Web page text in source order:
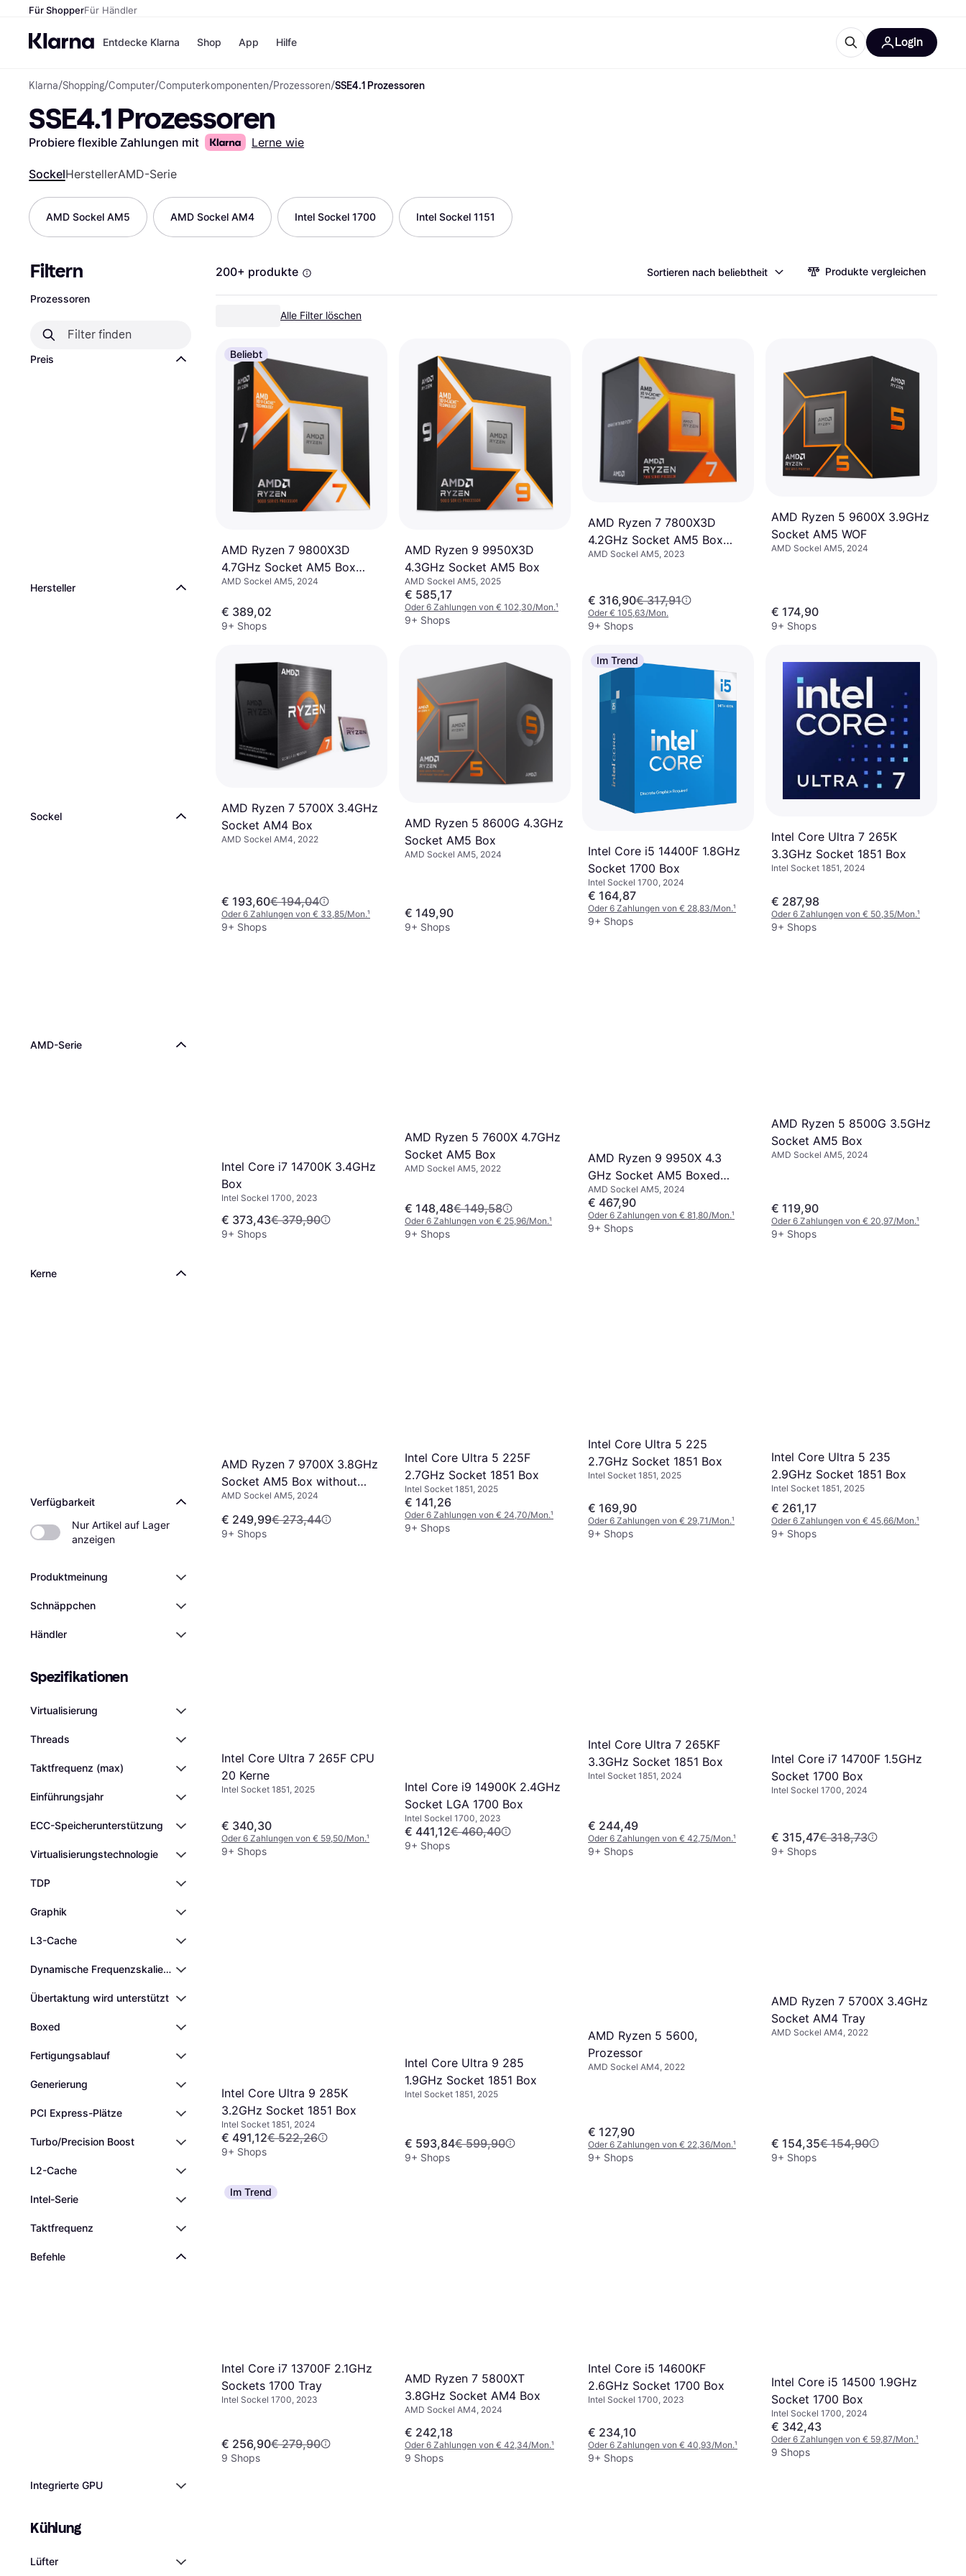
Für ShopperFür Händler
Entdecke Klarna
Zahlungsmethoden
Sofort bezahlen
Bezahle in 3
Teilzahlungen
Shopping und Cashback
Shop
Shops
Temu
Kaufland.at
Alle Shops
Shoppe und vergleiche Preise
Computer
Renovierung & Bau
Bücher, Filme & Musik
App Hilfe Login
Klarna/Shopping/Computer/Computerkomponenten/Prozessoren/SSE4.1 Prozessoren
SSE4.1 Prozessoren
Probiere flexible Zahlungen mit Lerne wie
SockelHerstellerAMD-Serie
AMD Sockel AM5 AMD Sockel AM4 Intel Sockel 1700 Intel Sockel 1151
Filtern
Prozessoren
Preis
Hersteller
Sockel
AMD-Serie
Kerne
Verfügbarkeit
Nur Artikel auf Lager
anzeigen
Produktmeinung
Schnäppchen
Händler
Spezifikationen
Virtualisierung
Threads
Taktfrequenz (max)
Einführungsjahr
ECC-Speicherunterstützung
Virtualisierungstechnologie
TDP
Graphik
L3-Cache
Dynamische Frequenzskalierung
Übertaktung wird unterstützt
Boxed
Fertigungsablauf
Generierung
PCI Express-Plätze
Turbo/Precision Boost
L2-Cache
Intel-Serie
Taktfrequenz
Befehle
Integrierte GPU
Kühlung
Lüfter
200+ produkte Sortieren nach beliebtheit Produkte vergleichen
Alle Filter löschen
Beliebt
AMD Ryzen 7 9800X3D
4.7GHz Socket AM5 Box
without Cooler
AMD Sockel AM5, 2024
€ 389,02
9+ Shops
AMD Ryzen 9 9950X3D
4.3GHz Socket AM5 Box
AMD Sockel AM5, 2025
€ 585,17
Oder 6 Zahlungen von € 102,30/Mon.¹
9+ Shops
AMD Ryzen 7 7800X3D
4.2GHz Socket AM5 Box
without Cooler
AMD Sockel AM5, 2023
€ 316,90€ 317,91
Oder € 105,63/Mon.
9+ Shops
AMD Ryzen 5 9600X 3.9GHz
Socket AM5 WOF
AMD Sockel AM5, 2024
€ 174,90
9+ Shops
AMD Ryzen 7 5700X 3.4GHz
Socket AM4 Box
AMD Sockel AM4, 2022
€ 193,60€ 194,04
Oder 6 Zahlungen von € 33,85/Mon.¹
9+ Shops
AMD Ryzen 5 8600G 4.3GHz
Socket AM5 Box
AMD Sockel AM5, 2024
€ 149,90
9+ Shops
Im Trend
Intel Core i5 14400F 1.8GHz
Socket 1700 Box
Intel Sockel 1700, 2024
€ 164,87
Oder 6 Zahlungen von € 28,83/Mon.¹
9+ Shops
Intel Core Ultra 7 265K
3.3GHz Socket 1851 Box
Intel Socket 1851, 2024
€ 287,98
Oder 6 Zahlungen von € 50,35/Mon.¹
9+ Shops
Intel Core i7 14700K 3.4GHz
Box
Intel Sockel 1700, 2023
€ 373,43€ 379,90
9+ Shops
AMD Ryzen 5 7600X 4.7GHz
Socket AM5 Box
AMD Sockel AM5, 2022
€ 148,48€ 149,58
Oder 6 Zahlungen von € 25,96/Mon.¹
9+ Shops
AMD Ryzen 9 9950X 4.3
GHz Socket AM5 Boxed
Without Cooler
AMD Sockel AM5, 2024
€ 467,90
Oder 6 Zahlungen von € 81,80/Mon.¹
9+ Shops
AMD Ryzen 5 8500G 3.5GHz
Socket AM5 Box
AMD Sockel AM5, 2024
€ 119,90
Oder 6 Zahlungen von € 20,97/Mon.¹
9+ Shops
AMD Ryzen 7 9700X 3.8GHz
Socket AM5 Box without
Cooler
AMD Sockel AM5, 2024
€ 249,99€ 273,44
9+ Shops
Intel Core Ultra 5 225F
2.7GHz Socket 1851 Box
Intel Socket 1851, 2025
€ 141,26
Oder 6 Zahlungen von € 24,70/Mon.¹
9+ Shops
Intel Core Ultra 5 225
2.7GHz Socket 1851 Box
Intel Socket 1851, 2025
€ 169,90
Oder 6 Zahlungen von € 29,71/Mon.¹
9+ Shops
Intel Core Ultra 5 235
2.9GHz Socket 1851 Box
Intel Socket 1851, 2025
€ 261,17
Oder 6 Zahlungen von € 45,66/Mon.¹
9+ Shops
Intel Core Ultra 7 265F CPU
20 Kerne
Intel Socket 1851, 2025
€ 340,30
Oder 6 Zahlungen von € 59,50/Mon.¹
9+ Shops
Intel Core i9 14900K 2.4GHz
Socket LGA 1700 Box
Intel Sockel 1700, 2023
€ 441,12€ 460,40
9+ Shops
Intel Core Ultra 7 265KF
3.3GHz Socket 1851 Box
Intel Socket 1851, 2024
€ 244,49
Oder 6 Zahlungen von € 42,75/Mon.¹
9+ Shops
Intel Core i7 14700F 1.5GHz
Socket 1700 Box
Intel Sockel 1700, 2024
€ 315,47€ 318,73
9+ Shops
Intel Core Ultra 9 285K
3.2GHz Socket 1851 Box
Intel Socket 1851, 2024
€ 491,12€ 522,26
9+ Shops
Intel Core Ultra 9 285
1.9GHz Socket 1851 Box
Intel Socket 1851, 2025
€ 593,84€ 599,90
9+ Shops
AMD Ryzen 5 5600,
Prozessor
AMD Sockel AM4, 2022
€ 127,90
Oder 6 Zahlungen von € 22,36/Mon.¹
9+ Shops
AMD Ryzen 7 5700X 3.4GHz
Socket AM4 Tray
AMD Sockel AM4, 2022
€ 154,35€ 154,90
9+ Shops
Im Trend
Intel Core i7 13700F 2.1GHz
Sockets 1700 Tray
Intel Sockel 1700, 2023
€ 256,90€ 279,90
9 Shops
AMD Ryzen 7 5800XT
3.8GHz Socket AM4 Box
AMD Sockel AM4, 2024
€ 242,18
Oder 6 Zahlungen von € 42,34/Mon.¹
9 Shops
Intel Core i5 14600KF
2.6GHz Socket 1700 Box
Intel Sockel 1700, 2023
€ 234,10
Oder 6 Zahlungen von € 40,93/Mon.¹
9+ Shops
Intel Core i5 14500 1.9GHz
Socket 1700 Box
Intel Sockel 1700, 2024
€ 342,43
Oder 6 Zahlungen von € 59,87/Mon.¹
9 Shops